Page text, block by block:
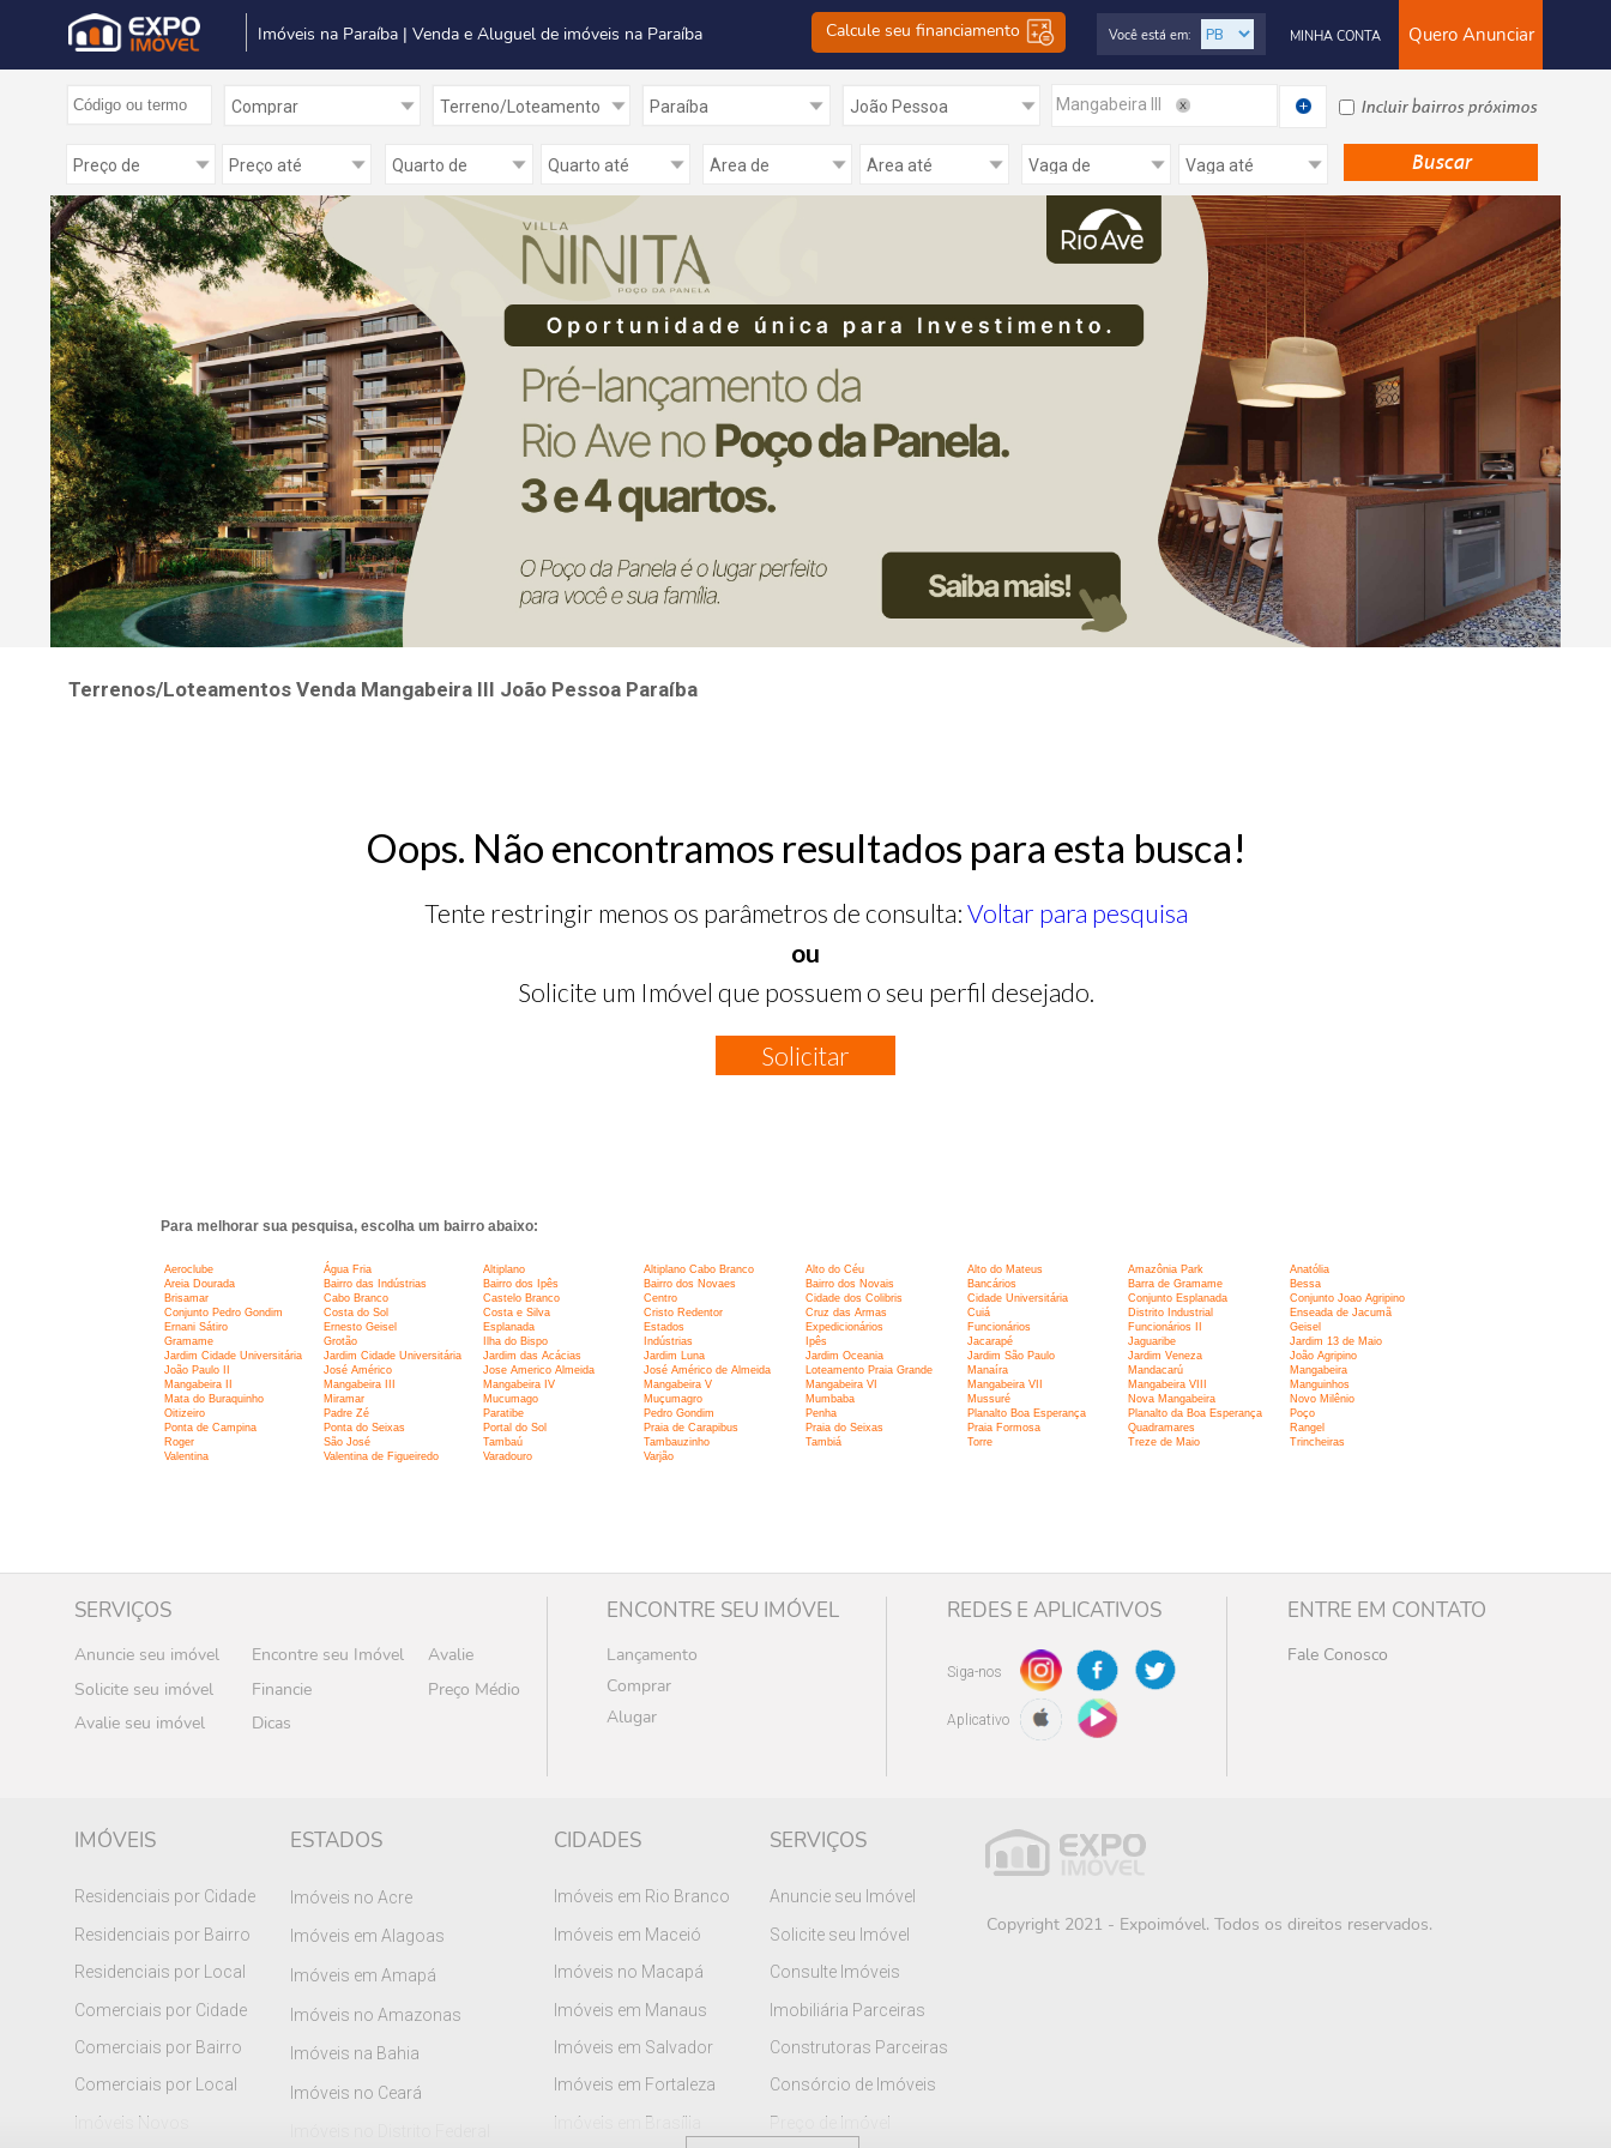
Imóveis na Paraíba | Venda e Aluguel de imóveis na Paraíba Calcule seu financiamento Quero Anunciar
MINHA CONTA
Você está em:
Mangabeira III Incluir bairros próximos
Terrenos/Loteamentos Venda Mangabeira III João Pessoa Paraíba
Oops. Não encontramos resultados para esta busca!
Tente restringir menos os parâmetros de consulta: Voltar para pesquisa
ou
Solicite um Imóvel que possuem o seu perfil desejado.
Solicitar
Para melhorar sua pesquisa, escolha um bairro abaixo:
Aeroclube Água Fria Altiplano Altiplano Cabo Branco Alto do Céu Alto do Mateus Amazônia Park
Anatólia
Areia Dourada
Bairro das Indústrias Bairro dos Ipês Bairro dos Novaes Bairro dos Novais Bancários Barra de Gramame
Bessa
Brisamar
Cabo Branco Castelo Branco Centro Cidade dos Colibris Cidade Universitária Conjunto Esplanada
Conjunto Joao Agripino
Conjunto Pedro Gondim
Costa do Sol Costa e Silva Cristo Redentor Cruz das Armas Cuiá Distrito Industrial
Enseada de Jacumã
Ernani Sátiro
Ernesto Geisel Esplanada Estados Expedicionários Funcionários Funcionários II
Geisel
Gramame
Grotão Ilha do Bispo Indústrias Ipês Jacarapé Jaguaribe
Jardim 13 de Maio
Jardim Cidade Universitária
Jardim Cidade Universitária Jardim das Acácias Jardim Luna Jardim Oceania Jardim São Paulo Jardim Veneza
João Agripino
João Paulo II
José Américo Jose Americo Almeida José Américo de Almeida Loteamento Praia Grande Manaíra Mandacarú
Mangabeira
Mangabeira II
Mangabeira III Mangabeira IV Mangabeira V Mangabeira VI Mangabeira VII Mangabeira VIII
Manguinhos
Mata do Buraquinho
Miramar Mucumago Muçumagro Mumbaba Mussuré Nova Mangabeira
Novo Milênio
Oitizeiro
Padre Zé Paratibe Pedro Gondim Penha Planalto Boa Esperança Planalto da Boa Esperança
Poço
Ponta de Campina
Ponta do Seixas Portal do Sol Praia de Carapibus Praia do Seixas Praia Formosa Quadramares
Rangel
Roger
São José Tambaú Tambauzinho Tambiá Torre Treze de Maio
Trincheiras
Valentina
Valentina de Figueiredo Varadouro Varjão
SERVIÇOS
Anuncie seu imóvel Encontre seu Imóvel
Avalie
Solicite seu imóvel
Financie
Preço Médio
Avalie seu imóvel
Dicas
ENCONTRE SEU IMÓVEL
Lançamento
Comprar
Alugar
REDES E APLICATIVOS
Siga-nos
Aplicativo
ENTRE EM CONTATO
Fale Conosco
IMÓVEIS
Residenciais por Cidade
Residenciais por Bairro
Residenciais por Local
Comerciais por Cidade
Comerciais por Bairro
Comerciais por Local
Imóveis Novos
ESTADOS
Imóveis no Acre
Imóveis em Alagoas
Imóveis em Amapá
Imóveis no Amazonas
Imóveis na Bahia
Imóveis no Ceará
CIDADES
Imóveis em Rio Branco
Imóveis em Maceió
Imóveis no Macapá
Imóveis em Manaus
Imóveis em Salvador
Imóveis em Fortaleza
Imóveis em Brasília
SERVIÇOS
Anuncie seu Imóvel
Solicite seu Imóvel
Consulte Imóveis
Imobiliária Parceiras
Construtoras Parceiras
Consórcio de Imóveis
Preço de Imóvel
Copyright 2021 - Expoimóvel. Todos os direitos reservados.